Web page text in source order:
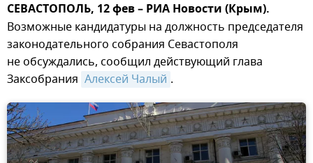
СЕВАСТОПОЛЬ, 12 фев – РИА Новости (Крым).
Возможные кандидатуры на должность председателя
законодательного собрания Севастополя
не обсуждались, сообщил действующий глава
Заксобрания Алексей Чалый .